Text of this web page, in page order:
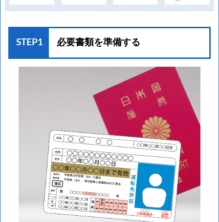
STEP1 必要書類を準備する